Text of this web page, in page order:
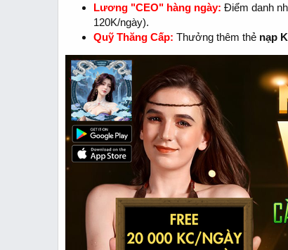
Lương "CEO" hàng ngày: Điểm danh
120K/ngày).
Quỹ Thăng Cấp: Thưởng thêm thẻ nạp